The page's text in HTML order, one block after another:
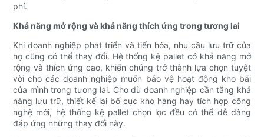
phí.
Khả năng mở rộng và khả năng thích ứng trong tương lai
Khi doanh nghiệp phát triển và tiến hóa, nhu cầu lưu trữ của
họ cũng có thể thay đổi. Hệ thống kệ pallet có khả năng mở
rộng và thích ứng cao, khiến chúng trở thành lựa chọn tuyệt
vời cho các doanh nghiệp muốn bảo vệ hoạt động kho bãi
của mình trong tương lai. Cho dù doanh nghiệp cần tăng khả
năng lưu trữ, thiết kế lại bố cục kho hàng hay tích hợp công
nghệ mới, hệ thống kệ pallet chọn lọc đều có thể dễ dàng
đáp ứng những thay đổi này.